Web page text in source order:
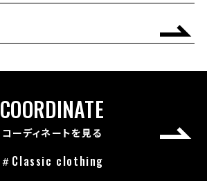
COORDINATE
コーディネートを見る
＃Classic clothing